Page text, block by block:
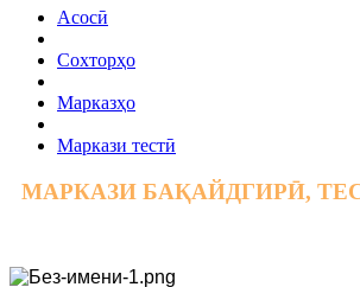
Асосӣ
Сохторҳо
Марказҳо
Маркази тестӣ
МАРКАЗИ БАҚАЙДГИРӢ,